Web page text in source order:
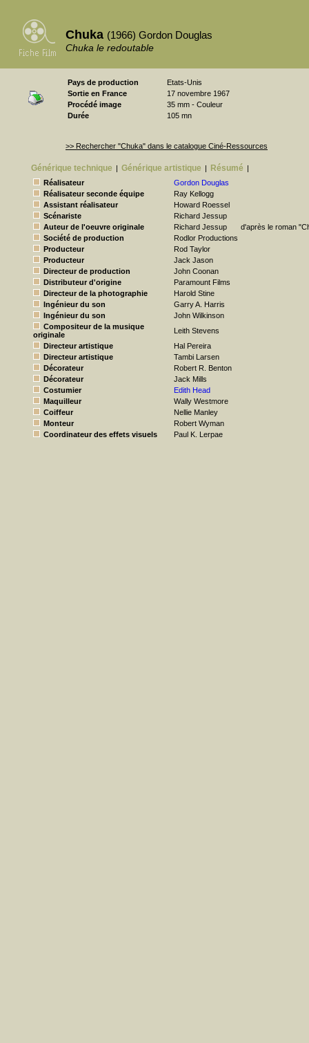
Chuka (1966) Gordon Douglas
Chuka le redoutable
Pays de production
Etats-Unis
Sortie en France
17 novembre 1967
Procédé image
35 mm - Couleur
Durée
105 mn
>> Rechercher "Chuka" dans le catalogue Ciné-Ressources
Générique technique | Générique artistique | Résumé |
Réalisateur
Gordon Douglas
Réalisateur seconde équipe
Ray Kellogg
Assistant réalisateur
Howard Roessel
Scénariste
Richard Jessup
Auteur de l'oeuvre originale
Richard Jessup
d'après le roman
Société de production
Rodlor Productions
Producteur
Rod Taylor
Producteur
Jack Jason
Directeur de production
John Coonan
Distributeur d'origine
Paramount Films
Directeur de la photographie
Harold Stine
Ingénieur du son
Garry A. Harris
Ingénieur du son
John Wilkinson
Compositeur de la musique
originale
Leith Stevens
Directeur artistique
Hal Pereira
Directeur artistique
Tambi Larsen
Décorateur
Robert R. Benton
Décorateur
Jack Mills
Costumier
Edith Head
Maquilleur
Wally Westmore
Coiffeur
Nellie Manley
Monteur
Robert Wyman
Coordinateur des effets visuels
Paul K. Lerpae